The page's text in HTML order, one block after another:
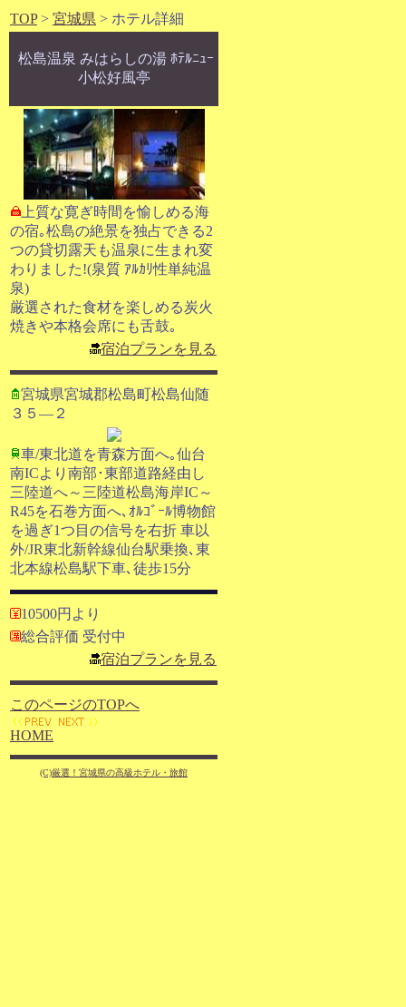
TOP> 宮城県 > ホテル詳細
松島温泉 みはらしの湯 ﾎﾃﾙﾆｭｰ
小松好風亭
上質な寛ぎ時間を愉しめる海
の宿｡松島の絶景を独占できる2
つの貸切露天も温泉に生まれ変
わりました!(泉質 ｱﾙｶﾘ性単純温
泉)
厳選された食材を楽しめる炭火
焼きや本格会席にも舌鼓｡
宿泊プランを見る
宮城県宮城郡松島町松島仙随
３５―２
車/東北道を青森方面へ｡仙台
南ICより南部･東部道路経由し
三陸道へ～三陸道松島海岸IC～
R45を石巻方面へ､ｵﾙｺﾞｰﾙ博物館
を過ぎ1つ目の信号を右折 車以
外/JR東北新幹線仙台駅乗換､東
北本線松島駅下車､徒歩15分
10500円より
総合評価 受付中
宿泊プランを見る
このページのTOPへ
HOME
(C)厳選！宮城県の高級ホテル・旅館